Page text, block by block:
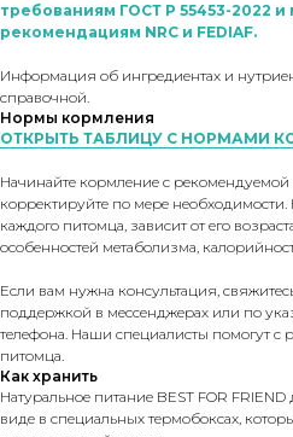
требованиям ГОСТ Р 55453-2022
рекомендациям NRC и FEDIAF.
Информация об ингредиентах и
справочной.
Нормы кормления
ОТКРЫТЬ ТАБЛИЦУ С НОРМАМИ
Начинайте кормление с рекомендуемой
корректируйте по мере
каждого питомца, зависит от его
особенностей метаболизма,
Если вам нужна консультация,
поддержкой в мессенджерах или по
телефона. Наши специалисты помогут с
питомца.
Как хранить
Натуральное питание BEST FOR
виде в специальных термобоксах,